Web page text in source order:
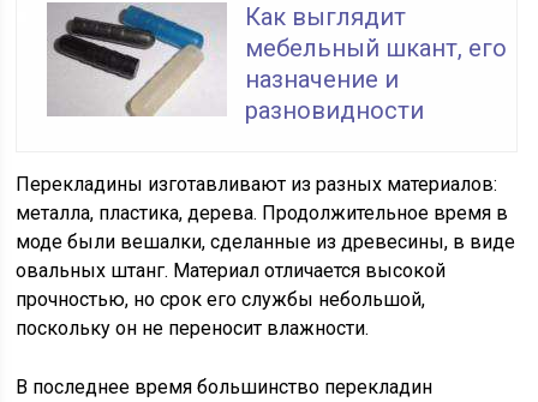
Как выглядит
мебельный шкант, его
назначение и
разновидности
Перекладины изготавливают из разных материалов:
металла, пластика, дерева. Продолжительное время в
моде были вешалки, сделанные из древесины, в виде
овальных штанг. Материал отличается высокой
прочностью, но срок его службы небольшой,
поскольку он не переносит влажности.
В последнее время большинство перекладин